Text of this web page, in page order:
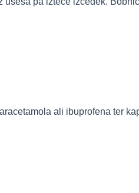
ali ibuprofena ter